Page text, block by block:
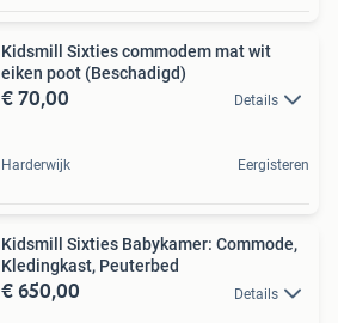
Kidsmill Sixties commodem mat wit
eiken poot (Beschadigd)
€ 70,00 Details
Harderwijk Eergisteren
Kidsmill Sixties Babykamer: Commode,
Kledingkast, Peuterbed
€ 650,00 Details